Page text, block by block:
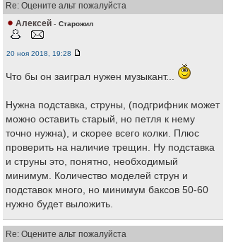
Re: Оцените альт пожалуйста
Алексей - Старожил
20 ноя 2018, 19:28
Что бы он заиграл нужен музыкант...
Нужна подставка, струны, (подгрифник может
можно оставить старый, но петля к нему
точно нужна), и скорее всего колки. Плюс
проверить на наличие трещин. Ну подставка
и струны это, понятно, необходимый
минимум. Количество моделей струн и
подставок много, но минимум баксов 50-60
нужно будет выложить.
Re: Оцените альт пожалуйста